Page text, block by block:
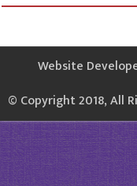
Website
© Copyright 2018, All